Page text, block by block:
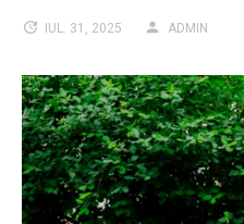
IUL. 31, 2025 ADMIN